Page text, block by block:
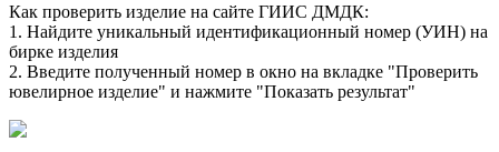
Как проверить изделие на сайте ГИИС ДМДК:
1. Найдите уникальный идентификационный номер (УИН) на
бирке изделия
2. Введите полученный номер в окно на вкладке "Проверить
ювелирное изделие" и нажмите "Показать результат"